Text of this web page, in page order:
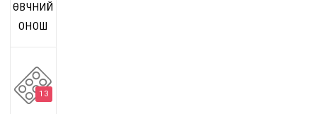
ӨВЧНИЙ
ОНОШ
13